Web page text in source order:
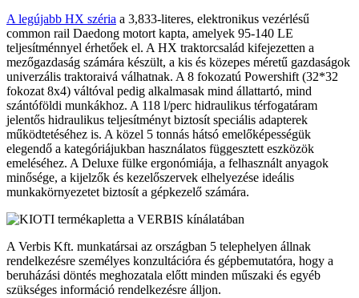
A legújabb HX széria a 3,833-literes, elektronikus vezérlésű
common rail Daedong motort kapta, amelyek 95-140 LE
teljesítménnyel érhetőek el. A HX traktorcsalád kifejezetten a
mezőgazdaság számára készült, a kis és közepes méretű gazdaságok
univerzális traktoraivá válhatnak. A 8 fokozatú Powershift (32*32
fokozat 8x4) váltóval pedig alkalmasak mind állattartó, mind
szántóföldi munkákhoz. A 118 l/perc hidraulikus térfogatáram
jelentős hidraulikus teljesítményt biztosít speciális adapterek
működtetéséhez is. A közel 5 tonnás hátsó emelőképességük
elegendő a kategóriájukban használatos függesztett eszközök
emeléséhez. A Deluxe fülke ergonómiája, a felhasznált anyagok
minősége, a kijelzők és kezelőszervek elhelyezése ideális
munkakörnyezetet biztosít a gépkezelő számára.
A Verbis Kft. munkatársai az országban 5 telephelyen állnak
rendelkezésre személyes konzultációra és gépbemutatóra, hogy a
beruházási döntés meghozatala előtt minden műszaki és egyéb
szükséges információ rendelkezésre álljon.